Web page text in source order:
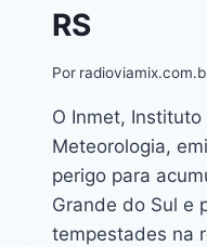
RS
Por
O Inmet,
Meteorologia,
perigo para
Grande do Sul e
tempestades na